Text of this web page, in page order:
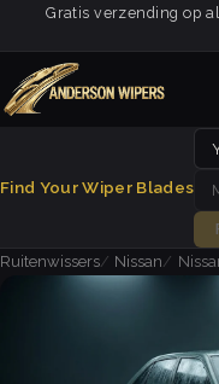
Gratis verzending op
Find Your Wiper Blades
Ruitenwissers
Nissan